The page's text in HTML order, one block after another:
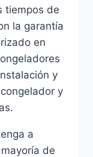
tiempos de
la garantía
en
y
y
a
de